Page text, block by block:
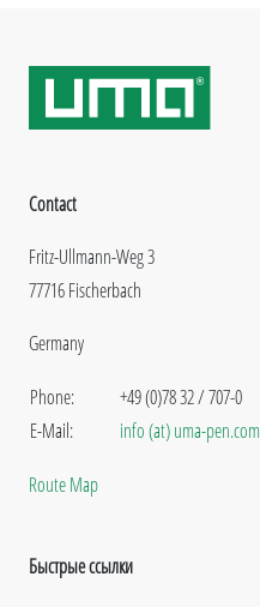
Contact
Fritz-Ullmann-Weg 3
77716 Fischerbach
Germany
Phone:
E-Mail:
+49 (0)78 32 / 707-0
info (at) uma-pen.com
Route Map
Быстрые ссылки